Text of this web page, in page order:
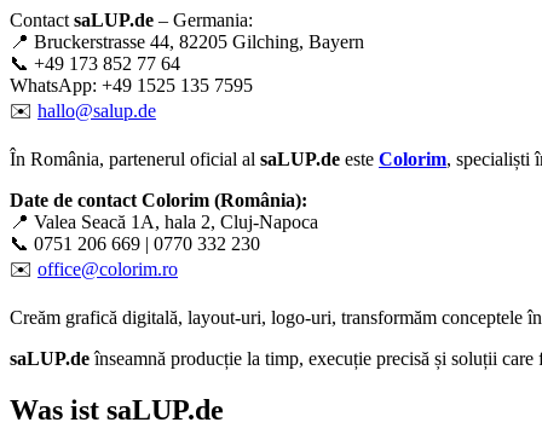
Contact saLUP.de – Germania:
📍 Bruckerstrasse 44, 82205 Gilching, Bayern
📞 +49 173 852 77 64
WhatsApp: +49 1525 135 7595
✉️ hallo@salup.de
În România, partenerul oficial al saLUP.de este Colorim, specialiști
Date de contact Colorim (România):
📍 Valea Seacă 1A, hala 2, Cluj-Napoca
📞 0751 206 669 | 0770 332 230
✉️ office@colorim.ro
Creăm grafică digitală, layout-uri, logo-uri, transformăm conceptele
saLUP.deînseamnă producție la timp, execuție precisă și soluții
Was ist saLUP.de